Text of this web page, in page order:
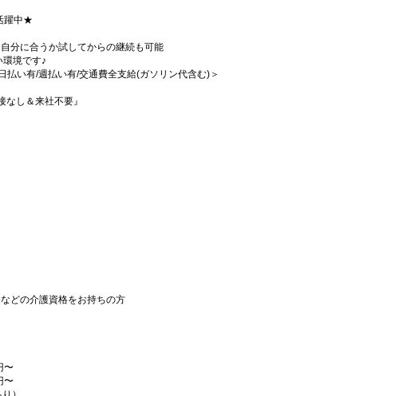
躍中★
分に合うか試してからの継続も可能
環境です♪
い有/週払い有/交通費全支給(ガソリン代含む)＞
し＆来社不要』
どの介護資格をお持ちの方
〜
〜